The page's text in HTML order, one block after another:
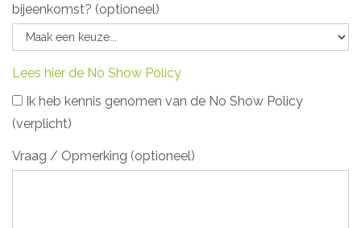
bijeenkomst? (optioneel)
Lees hier de No Show Policy
Ik heb kennis genomen van de No Show Policy
(verplicht)
Vraag / Opmerking (optioneel)